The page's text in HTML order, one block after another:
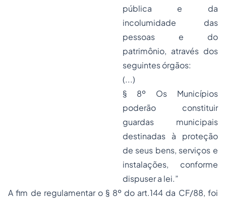
pública e da
incolumidade das
pessoas e do
patrimônio, através dos
seguintes órgãos:
(...)
§ 8º Os Municípios
poderão constituir
guardas municipais
destinadas à proteção
de seus bens, serviços e
instalações, conforme
dispuser a lei.”
A fim de regulamentar o § 8º do art.144 da CF/88, foi